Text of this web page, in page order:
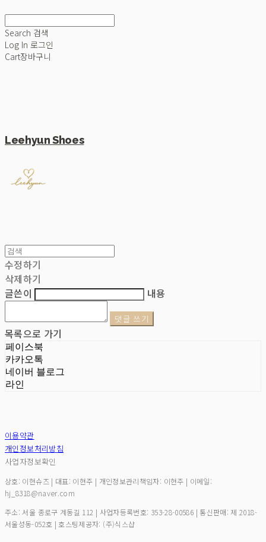
Search 검색
Log In 로그인
Cart장바구니
Leehyun Shoes
수정하기
삭제하기
글쓴이
내용
댓글 쓰기
목록으로 가기
페이스북
카카오톡
네이버 블로그
라인
이용약관
개인정보처리방침
사업자정보확인
상호: 이현슈즈 | 대표: 이현주 | 개인정보관리책임자: 이현주 | 이메일:
hj_8318@naver.com
주소: 서울 종로구 계동길 112 | 사업자등록번호: 353-28-00586 | 통신판매:제 2018-
서울성동-052호 | 호스팅제공자: (주)식스샵